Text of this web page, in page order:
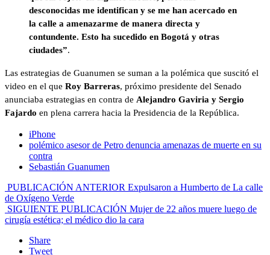
desconocidas me identifican y se me han acercado en
la calle a amenazarme de manera directa y
contundente. Esto ha sucedido en Bogotá y otras
ciudades”.
Las estrategias de Guanumen se suman a la polémica que suscitó el
video en el que Roy Barreras, próximo presidente del Senado
anunciaba estrategias en contra de Alejandro Gaviria y Sergio
Fajardo en plena carrera hacia la Presidencia de la República.
iPhone
polémico asesor de Petro denuncia amenazas de muerte en su
contra
Sebastián Guanumen
PUBLICACIÓN ANTERIOR Expulsaron a Humberto de La calle
de Oxígeno Verde
SIGUIENTE PUBLICACIÓN Mujer de 22 años muere luego de
cirugía estética; el médico dio la cara
Share
Tweet